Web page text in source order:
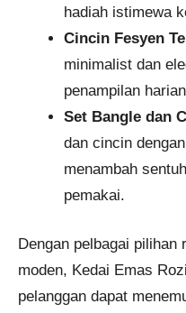
hadiah istimewa
Cincin Fesyen
minimalist dan
penampilan
Set Bangle dan
dan cincin
menambah
pemakai.
Dengan pelbagai
moden, Kedai Emas
pelanggan dapat